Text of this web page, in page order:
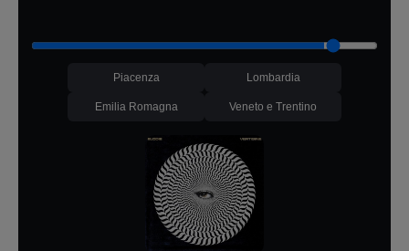
Piacenza Lombardia
Emilia Romagna Veneto e Trentino